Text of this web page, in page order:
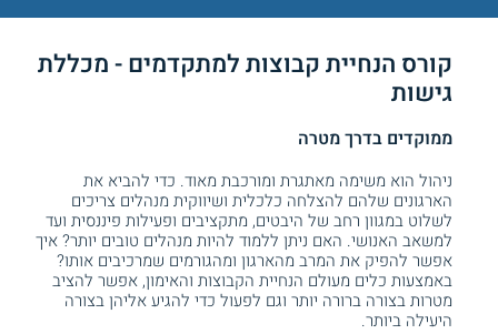
קורס הנחיית קבוצות למתקדמים - מכללת
גישות
ממוקדים בדרך מטרה
ניהול הוא משימה מאתגרת ומורכבת מאוד. כדי להביא את
הארגונים שלהם להצלחה כלכלית ושיווקית מנהלים צריכים
לשלוט במגוון רחב של היבטים, מתקציבים ופעילות פיננסית ועד
למשאב האנושי. האם ניתן ללמוד להיות מנהלים טובים יותר? איך
אפשר להפיק את המרב מהארגון ומהגורמים שמרכיבים אותו?
באמצעות כלים מעולם הנחיית הקבוצות והאימון, אפשר להציב
מטרות בצורה ברורה יותר וגם לפעול כדי להגיע אליהן בצורה
היעילה ביותר.